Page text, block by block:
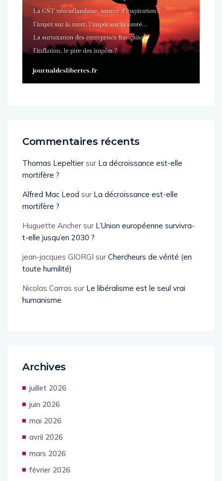
Commentaires récents
Thomas Lepeltier sur La décroissance est-elle
mortifère ?
Alfred Mac Leod sur La décroissance est-elle
mortifère ?
Huguette Ancher sur L’Union européenne survivra-
t-elle jusqu’en 2030 ?
jean-jacques GIORGI sur Chercheurs de vérité (en
toute humilité)
Nicolas Carras sur Le libéralisme est le seul vrai
humanisme
Archives
juillet 2026
juin 2026
mai 2026
avril 2026
mars 2026
février 2026